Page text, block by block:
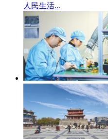
人民生活...